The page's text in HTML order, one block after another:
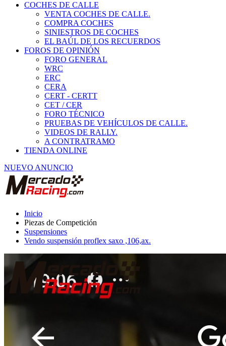
COCHES DE CALLE
VENTA COCHES DE CALLE.
COMPRA COCHES
SINIESTROS DE COCHES
EL BAÚL DE LOS RECUERDOS
FOROS DE OPINIÓN
FORO GENERAL
WRC
ERC
CERA
CERT - CERTT
CET / CER
FORO TÉCNICO
PRUEBAS DE VEHÍCULOS DE CALLE.
VIDEOS DE RALLY.
A CONTRATRAMO
TIENDA ONLINE
NUEVO ANUNCIO
Inicio
Piezas de Competición
Suspensiones
Vendo suspensión proflex saxo ,106,ax.